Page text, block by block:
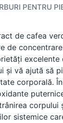
PENTRU
de cafea
de
excelente
și vă ajută să
corporală.
corpului
sistemice